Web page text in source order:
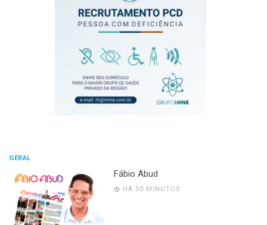
GERAL
Fábio Abud
HÁ 50 MINUTOS